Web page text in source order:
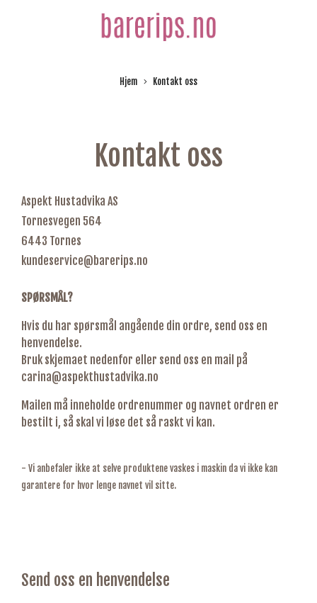
Hjem Kontakt oss
Kontakt oss
Aspekt Hustadvika AS
Tornesvegen 564
6443 Tornes
kundeservice@barerips.no
SPØRSMÅL?
Hvis du har spørsmål angående din ordre, send oss en
henvendelse.
Bruk skjemaet nedenfor eller send oss en mail på
carina@aspekthustadvika.no
Mailen må inneholde ordrenummer og navnet ordren er
bestilt i, så skal vi løse det så raskt vi kan.
- Vi anbefaler ikke at selve produktene vaskes i maskin da vi ikke kan
garantere for hvor lenge navnet vil sitte.
Send oss en henvendelse